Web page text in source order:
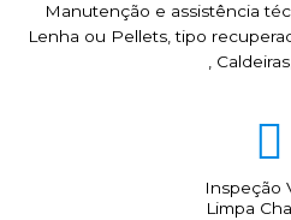
Manutenção e assistência
Lenha ou Pellets, tipo
,
Inspeção
Limpa